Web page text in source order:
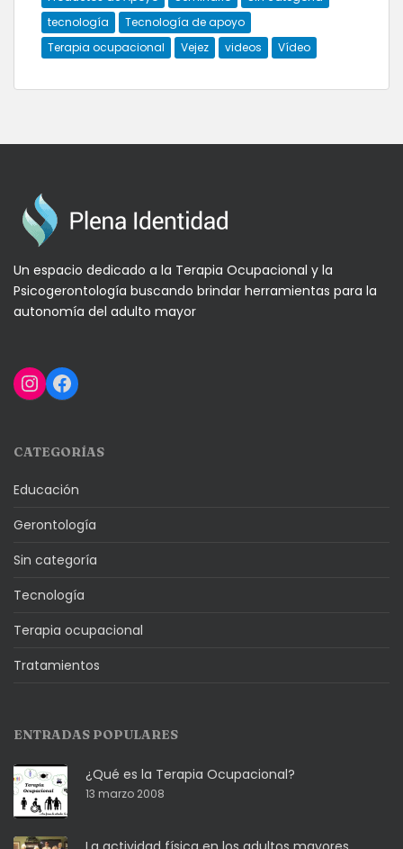
tecnología
Tecnología de apoyo
Terapia ocupacional
Vejez videos Vídeo
Un espacio dedicado a la Terapia Ocupacional y la
Psicogerontología buscando brindar herramientas para la
autonomía del adulto mayor
Instagram
Facebook
CATEGORÍAS
Educación
Gerontología
Sin categoría
Tecnología
Terapia ocupacional
Tratamientos
ENTRADAS POPULARES
¿Qué es la Terapia Ocupacional?
13 marzo 2008